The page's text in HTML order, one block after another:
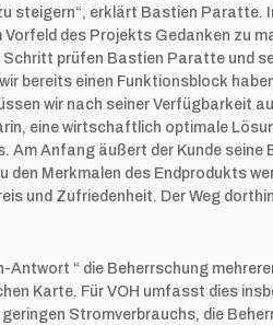
steigern“, erklärt Bastien Paratte.
des Projekts Gedanken zu
prüfen Bastien Paratte und
bereits einen Funktionsblock
wir nach seiner Verfügbarkeit
eine wirtschaftlich optimale
Am Anfang äußert der Kunde seine
den Merkmalen des Endprodukts
und Zufriedenheit. Der Weg
“ die Beherrschung
Karte. Für VOH umfasst dies
Stromverbrauchs, die